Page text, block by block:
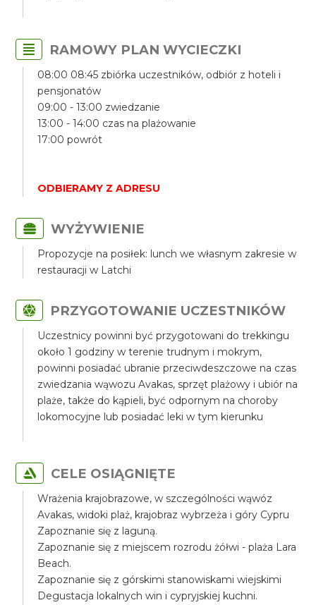
RAMOWY PLAN WYCIECZKI
08:00 08:45 zbiórka uczestników, odbiór z hoteli i
pensjonatów
09:00 - 13:00 zwiedzanie
13:00 - 14:00 czas na plażowanie
17:00 powrót
ODBIERAMY Z ADRESU
WYŻYWIENIE
Propozycje na posiłek: lunch we własnym zakresie w
restauracji w Latchi
PRZYGOTOWANIE UCZESTNIKÓW
Uczestnicy powinni być przygotowani do trekkingu
około 1 godziny w terenie trudnym i mokrym,
powinni posiadać ubranie przeciwdeszczowe na czas
zwiedzania wąwozu Avakas, sprzęt plażowy i ubiór na
plaże, także do kąpieli, być odpornym na choroby
lokomocyjne lub posiadać leki w tym kierunku
CELE OSIĄGNIĘTE
Wrażenia krajobrazowe, w szczególności wąwóz
Avakas, widoki plaż, krajobraz wybrzeża i góry Cypru
Zapoznanie się z laguną.
Zapoznanie się z miejscem rozrodu żółwi - plaża Lara
Beach.
Zapoznanie się z górskimi stanowiskami wiejskimi
Degustacja lokalnych win i cypryjskiej kuchni.